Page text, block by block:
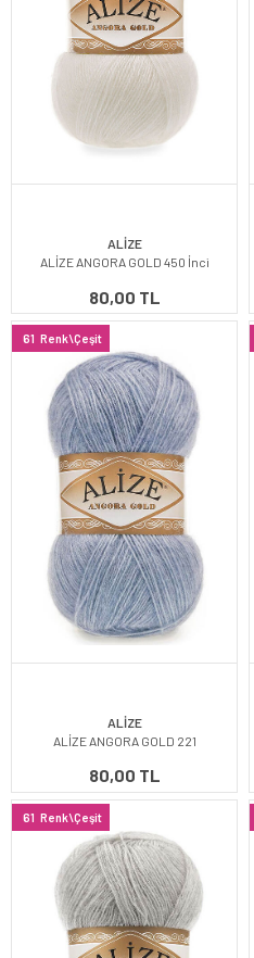
ALİZE
ALİZE ANGORA GOLD 450 İnci
80,00 TL
61 Renk\Çeşit
ALİZE
ALİZE ANGORA GOLD 221
80,00 TL
61 Renk\Çeşit